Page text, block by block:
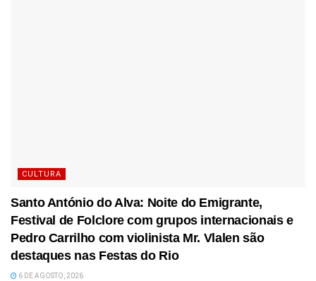
CULTURA
Santo António do Alva: Noite do Emigrante,
Festival de Folclore com grupos internacionais e
Pedro Carrilho com violinista Mr. Vlalen são
destaques nas Festas do Rio
6 DE AGOSTO, 2026